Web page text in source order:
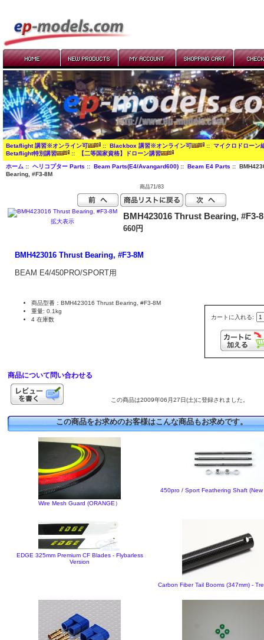
Betaflight 講習※オンライン可 :: Blackbox 講習※オンライン可 :: マイクロドローン
Betaflight特別講習
:: 【二等国家資格】ドローン講習
ホーム:: ヘリコプター Parts :: Beam Parts(E4/Avangard600):: Beam E4 Parts ::
Bearing, #F3-8M
商品71/83
拡大表示
BMH423016 Thrust Bearing, #F3-
660円
BMH423016 Thrust Bearing, #F3-8M
BEAM E4/450PRO/SPORT用
カートに入れる:
商品型番：BMH423016 Thrust Bearing, #F3-8M
重量: 0.1kg
4 在庫数
商品について問い合わせる
この商品は2009年06月27日(土)に登録されました。
この商品をお求めのお客様はこんな商品もお求めです。
Wire Mesh Guard (ORANGE）
450pro / Sport Feathering Shaft (New
EDGE 325mm Premium CF Blades - Flybarless
Version
Carbon Fiber Tail Booms (347mm) -